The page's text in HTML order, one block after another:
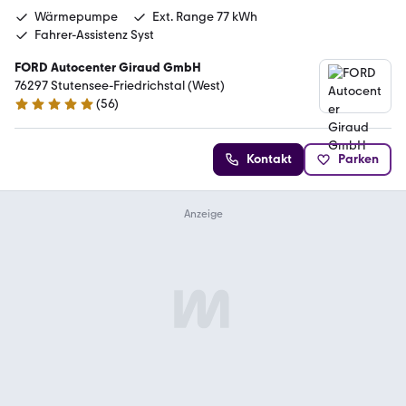
Wärmepumpe
Ext. Range 77 kWh
Fahrer-Assistenz Syst
FORD Autocenter Giraud GmbH
76297 Stutensee-Friedrichstal (West)
5 Sterne
(56)
Kontakt Parken